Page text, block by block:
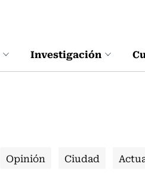
Investigación
Opinión Ciudad